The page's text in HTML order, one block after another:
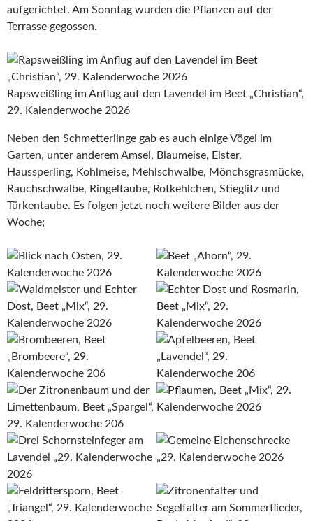
aufgerichtet. Am Sonntag wurden die Pflanzen auf der
Terrasse gegossen.
Rapsweißling im Anflug auf den Lavendel im Beet „Christian“,
29. Kalenderwoche 2026
Neben den Schmetterlinge gab es auch einige Vögel im
Garten, unter anderem Amsel, Blaumeise, Elster,
Haussperling, Kohlmeise, Mehlschwalbe, Mönchsgrasmücke,
Rauchschwalbe, Ringeltaube, Rotkehlchen, Stieglitz und
Türkentaube. Es folgen jetzt noch weitere Bilder aus der
Woche;